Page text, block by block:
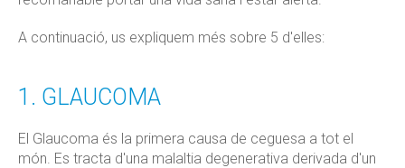
A continuació, us expliquem més sobre 5 d'elles:
1. GLAUCOMA
El Glaucoma és la primera causa de ceguesa a tot el
món. Es tracta d'una malaltia degenerativa derivada d'un